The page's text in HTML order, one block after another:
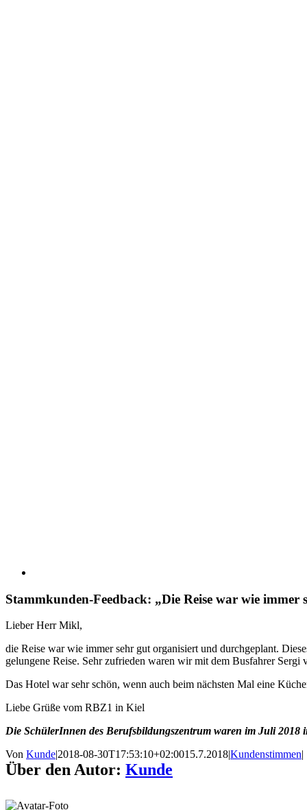
Stammkunden-Feedback: „Die Reise war wie immer
Lieber Herr Mikl,
die Reise war wie immer sehr gut organisiert und durchgeplant.
gelungene Reise. Sehr zufrieden waren wir mit dem Busfahrer
Das Hotel war sehr schön, wenn auch beim nächsten Mal eine
Liebe Grüße vom RBZ1 in Kiel
Die SchülerInnen des Berufsbildungszentrum waren im Juli
Von Kunde|2018-08-30T17:53:10+02:0015.7.2018|Kundenstimmen|
Über den Autor: Kunde